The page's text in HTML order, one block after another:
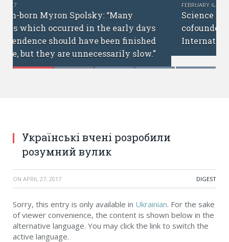
Science without borders: interview with
cofounders of the Ukrainian Academic
International Network
Українські вчені розробили
розумний вулик
ON APRIL 27, 2017 DIGEST
Sorry, this entry is only available in Ukrainian. For the sake
of viewer convenience, the content is shown below in the
alternative language. You may click the link to switch the
active language.